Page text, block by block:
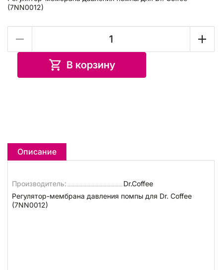
(7NN0012)
В корзину
Описание
Производитель:
Dr.Coffee
Регулятор-мембрана давления помпы для Dr. Coffee
(7NN0012)